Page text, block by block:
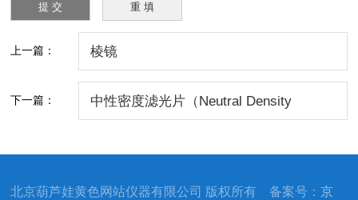
上一篇： 棱镜
下一篇： 中性密度滤光片（Neutral Density
北京葫芦娃黄色网站仪器有限公司 版权所有 备案号：京